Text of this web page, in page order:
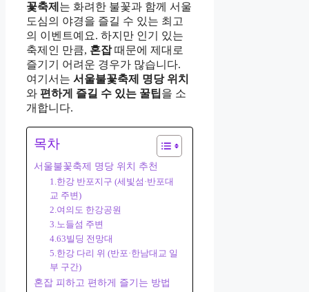
꽃축제 는 화려한 불꽃과 함께 서울
도심의 야경을 즐길 수 있는 최고
의 이벤트예요. 하지만 인기 있는
축제인 만큼, 혼잡때문에 제대로
즐기기 어려운 경우가 많습니다.
여기서는 서울불꽃축제 명당 위치
와 편하게 즐길 수 있는 꿀팁을 소
개합니다.
목차
서울불꽃축제 명당 위치 추천
1.한강 반포지구 (세빛섬·반포대
교 주변)
2.여의도 한강공원
3.노들섬 주변
4.63빌딩 전망대
5.한강 다리 위 (반포·한남대교 일
부 구간)
혼잡 피하고 편하게 즐기는 방법